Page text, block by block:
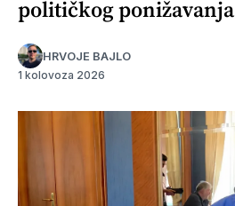
političkog ponižavanja
HRVOJE BAJLO
1 kolovoza 2026